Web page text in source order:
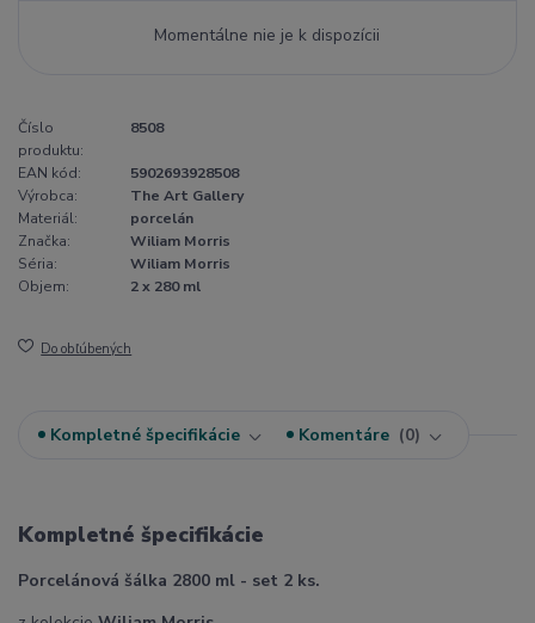
Momentálne nie je k dispozícii
Číslo
produktu:
8508
EAN kód:
5902693928508
Výrobca:
The Art Gallery
Materiál:
porcelán
Značka:
Wiliam Morris
Séria:
Wiliam Morris
Objem:
2 x 280 ml
Do obľúbených
Kompletné špecifikácie Komentáre 0
Kompletné špecifikácie
Porcelánová šálka 2800 ml - set 2 ks.